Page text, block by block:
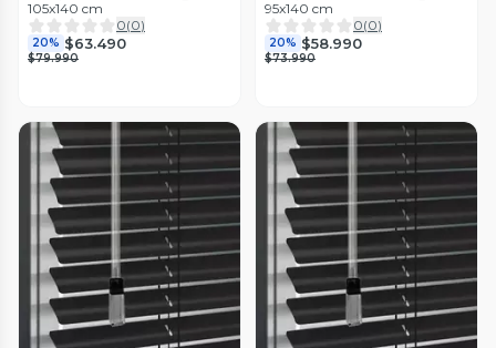
105x140 cm
0(0)
20% $63.490
$79.990
95x140 cm
0(0)
20% $58.990
$73.990